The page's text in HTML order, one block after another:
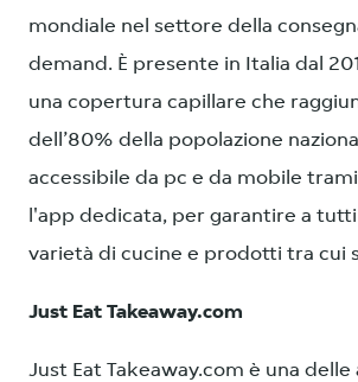
mondiale nel settore della
demand. È presente in Italia dal
una copertura capillare che
dell’80% della popolazione
accessibile da pc e da mobile
l'app dedicata, per garantire a
varietà di cucine e prodotti tra cui
Just Eat Takeaway.com
Just Eat Takeaway.com è una